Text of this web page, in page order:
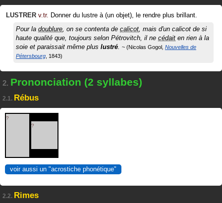
LUSTRER v.tr. Donner du lustre à (un objet), le rendre plus brillant.
Pour la doublure, on se contenta de calicot, mais d'un calicot de si
haute qualité que, toujours selon Pétrovitch, il ne cédait en rien à la
soie et paraissait même plus lustré. Nicolas Gogol Nouvelles de
Pétersbourg 1843
2. Prononciation (2 syllabes)
2.1. Rébus
?
?
voir aussi un "acrostiche phonétique"
2.2. Rimes